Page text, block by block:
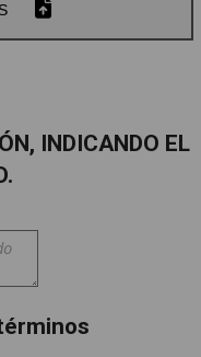
INDICANDO EL